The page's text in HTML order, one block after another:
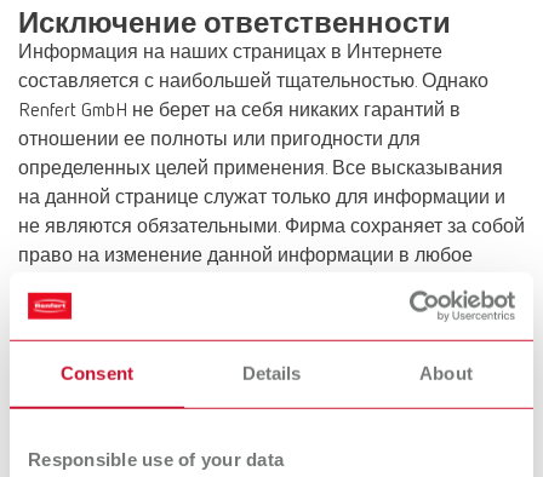
Consent Details About
Responsible use of your data
Исключение ответственности
Информация на наших страницах в Интернете
составляется с наибольшей тщательностью. Однако
Renfert GmbH не берет на себя никаких гарантий в
отношении ее полноты или пригодности для
определенных целей применения. Все высказывания
на данной странице служат только для информации и
не являются обязательными. Фирма сохраняет за собой
право на изменение данной информации в любое
время. Ответственность за полноту, достоверность и
актуальность высказываний фирма не несет.
Указания по защите данных